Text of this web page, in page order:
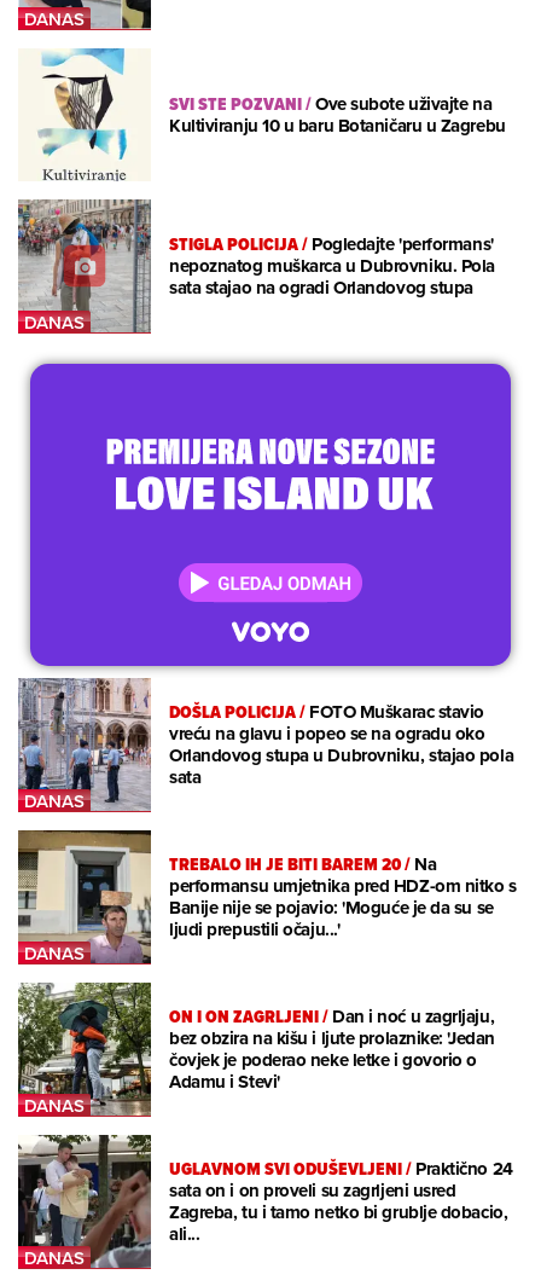
SVI STE POZVANI/Ove subote uživajte na
Kultiviranju 10 u baru Botaničaru u Zagrebu
STIGLA POLICIJA/Pogledajte 'performans'
nepoznatog muškarca u Dubrovniku. Pola
sata stajao na ogradi Orlandovog stupa
DOŠLA POLICIJA/FOTO Muškarac stavio
vreću na glavu i popeo se na ogradu oko
Orlandovog stupa u Dubrovniku, stajao pola
sata
TREBALO IH JE BITI BAREM 20/Na
performansu umjetnika pred HDZ-om nitko s
Banije nije se pojavio: 'Moguće je da su se
ljudi prepustili očaju...'
ON I ON ZAGRLJENI/Dan i noć u zagrljaju,
bez obzira na kišu i ljute prolaznike: 'Jedan
čovjek je poderao neke letke i govorio o
Adamu i Stevi'
UGLAVNOM SVI ODUŠEVLJENI/Praktično 24
sata on i on proveli su zagrljeni usred
Zagreba, tu i tamo netko bi grublje dobacio,
ali...